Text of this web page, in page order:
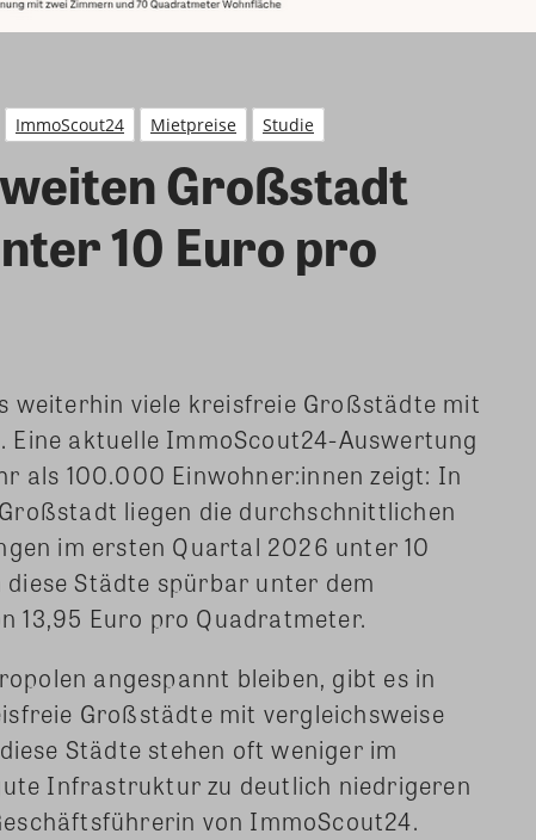
ImmoScout24 Mietpreise Studie
Großstadt
10 Euro pro
weiterhin viele kreisfreie Großstädte mit
aktuelle ImmoScout24-Auswertung
als 100.000 Einwohner:innen zeigt: In
liegen die durchschnittlichen
im ersten Quartal 2026 unter 10
Städte spürbar unter dem
13,95 Euro pro Quadratmeter.
angespannt bleiben, gibt es in
Großstädte mit vergleichsweise
Städte stehen oft weniger im
Infrastruktur zu deutlich niedrigeren
von ImmoScout24.